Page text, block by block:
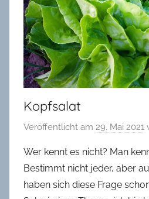
Kopfsalat
Veröffentlicht am 29. Mai 2021
Wer kennt es nicht? Man
Bestimmt nicht jeder, aber
haben sich diese Frage